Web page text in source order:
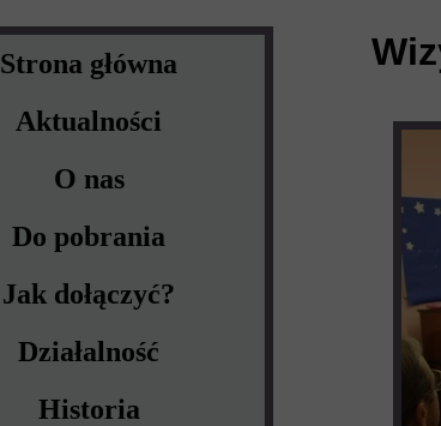
Strona główna
Aktualności
O nas
Do pobrania
Jak dołączyć?
Działalność
Historia